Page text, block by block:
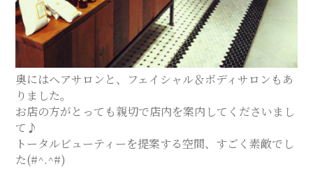
奥にはヘアサロンと、フェイシャル＆ボディサロンもあ
りました。
お店の方がとっても親切で店内を案内してくださいまし
て♪
トータルビューティーを提案する空間、すごく素敵でし
た(#^.^#)